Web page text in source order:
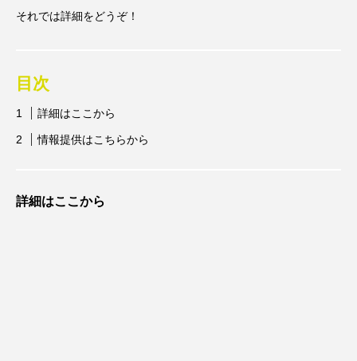
それでは詳細をどうぞ！
目次
詳細はここから
情報提供はこちらから
詳細はここから